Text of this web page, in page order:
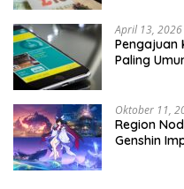
April 13, 2026
Pengajuan
Paling
Oktober 11,
Region
Genshin